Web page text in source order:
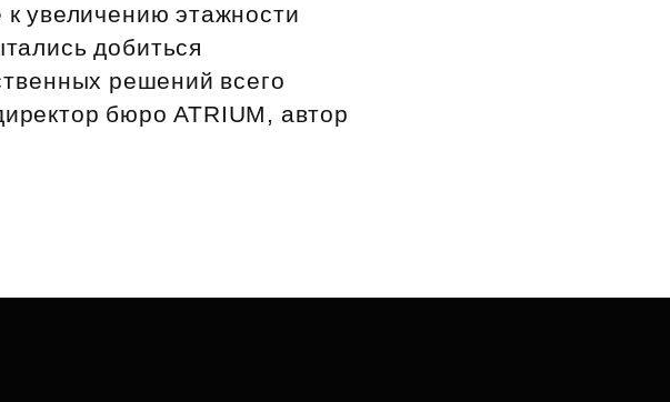
увеличению этажности
добиться
решений всего
бюро ATRIUM, автор